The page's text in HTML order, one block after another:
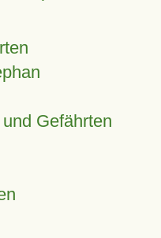
Gefährten